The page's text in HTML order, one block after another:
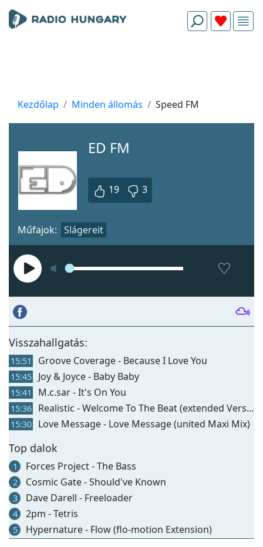
Kezdőlap Minden állomás Speed FM
ED FM
19 3
Műfajok: Slágereit
Visszahallgatás:
15:51 Groove Coverage - Because I Love You
15:45 Joy & Joyce - Baby Baby
15:41 M.c.sar - It's On You
15:36 Realistic - Welcome To The Beat (extended Version)
15:30 Love Message - Love Message (united Maxi Mix)
Top dalok
1 Forces Project - The Bass
2 Cosmic Gate - Should've Known
3 Dave Darell - Freeloader
4 2pm - Tetris
5 Hypernature - Flow (flo-motion Extension)